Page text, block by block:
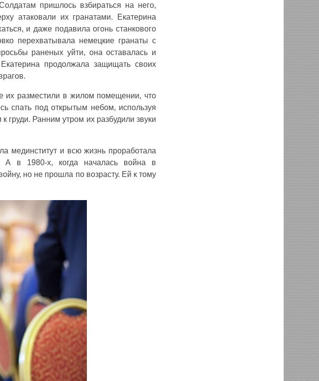
пришлось взбираться на него,
атаковали их гранатами. Екатерина
и даже подавила огонь станкового
перехватывала немецкие гранаты с
раненых уйти, она оставалась и
продолжала защищать своих
их разместили в жилом помещении, что
спать под открытым небом, используя
груди. Ранним утром их разбудили звуки
мединститут и всю жизнь проработала
А в 1980-х, когда началась война в
но не прошла по возрасту. Ей к тому